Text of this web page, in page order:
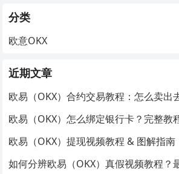
分类
欧意OKX
近期文章
欧易（OKX）合约交易教程：怎么卖出
欧易（OKX）怎么绑定银行卡？完整教
欧易（OKX）提现视频教程 & 图解指南
如何分辨欧易（OKX）真假视频教程？